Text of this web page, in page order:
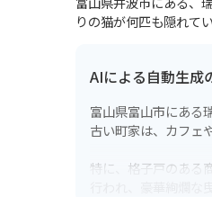
りの猫が何匹も隠れて
AIによる自動生成
富山県富山市にある
古い町家は、カフェ
特に、格子戸のある
行われ、豪華絢爛